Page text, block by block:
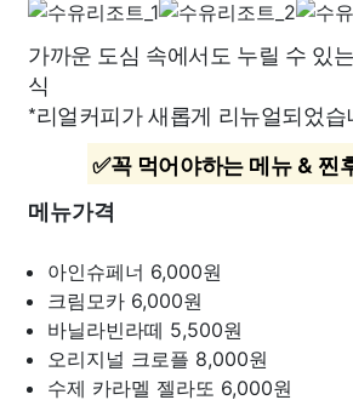
가까운 도심 속에서도 누릴 수 있
식
*리얼커피가 새롭게 리뉴얼되었습
✅꼭 먹어야하는 메뉴 & 찐
메뉴가격
아인슈페너 6,000원
크림모카 6,000원
바닐라빈라떼 5,500원
오리지널 크로플 8,000원
수제 카라멜 젤라또 6,000원